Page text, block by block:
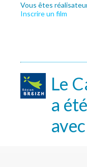
Vous êtes
Inscrire un film
Le
a